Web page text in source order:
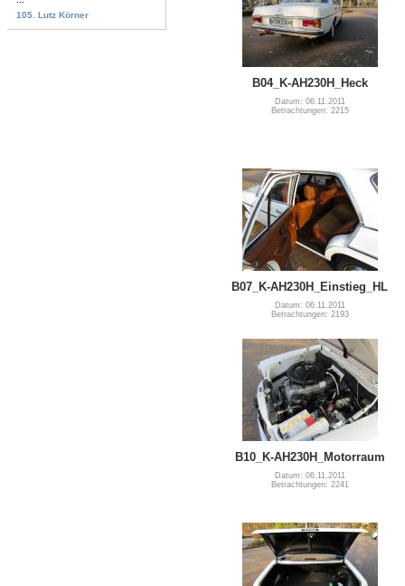
105. Lutz Körner
B04_K-AH230H_Heck
Datum: 06.11.2011
Betrachtungen: 2215
B07_K-AH230H_Einstieg_HL
Datum: 06.11.2011
Betrachtungen: 2193
B10_K-AH230H_Motorraum
Datum: 06.11.2011
Betrachtungen: 2241